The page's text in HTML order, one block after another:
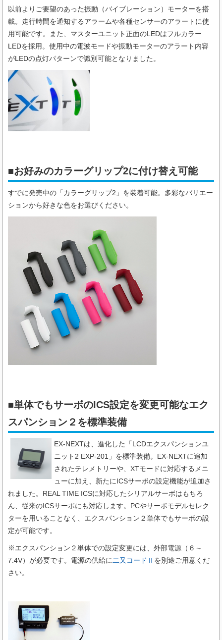
以前よりご要望のあった振動（バイブレーション）モーターを搭
載。走行時間を通知するアラームや各種センサーのアラートに使
用可能です。また、マスターユニット正面のLEDはフルカラー
LEDを採用。使用中の電波モードや振動モーターのアラート内容
がLEDの点灯パターンで識別可能となりました。
■お好みのカラーグリップ2に付け替え可能
すでに発売中の「カラーグリップ2」を装着可能。多彩なバリエー
ションから好きな色をお選びください。
■単体でもサーボのICS設定を変更可能なエク
スパンション２​を標準装備
EX-NEXTは、進化した「LCDエクスパンションユ
ニット2 EXP-201」を標準装備。EX-NEXTに追加
されたテレメトリーや、XTモードに対応するメニ
ューに加え、新たにICSサーボの設定機能が追加さ
れました。REAL TIME ICSに対応したシリアルサーボはもちろ
ん、従来のICSサーボにも対応します。PCやサーボモデルセレク
ターを用いることなく、エクスパンション２単体でもサーボの設
定が可能です。
※エクスパンション２単体での設定変更には、外部電源（６～
7.4V）が必要です。 電源の供給に 二又コードⅡ を別途ご用意くだ
さい。